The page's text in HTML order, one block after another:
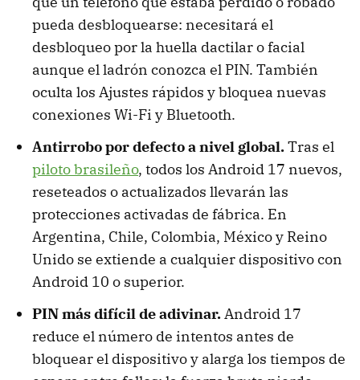
pueda desbloquearse: necesitará el
desbloqueo por la huella dactilar o facial
aunque el ladrón conozca el PIN. También
oculta los Ajustes rápidos y bloquea nuevas
conexiones Wi-Fi y Bluetooth.
Antirrobo por defecto a nivel global.Tras el
piloto brasileño, todos los Android 17 nuevos,
reseteados o actualizados llevarán las
protecciones activadas de fábrica. En
Argentina, Chile, Colombia, México y Reino
Unido se extiende a cualquier dispositivo con
Android 10 o superior.
PIN más difícil de adivinar.Android 17
reduce el número de intentos antes de
bloquear el dispositivo y alarga los tiempos de